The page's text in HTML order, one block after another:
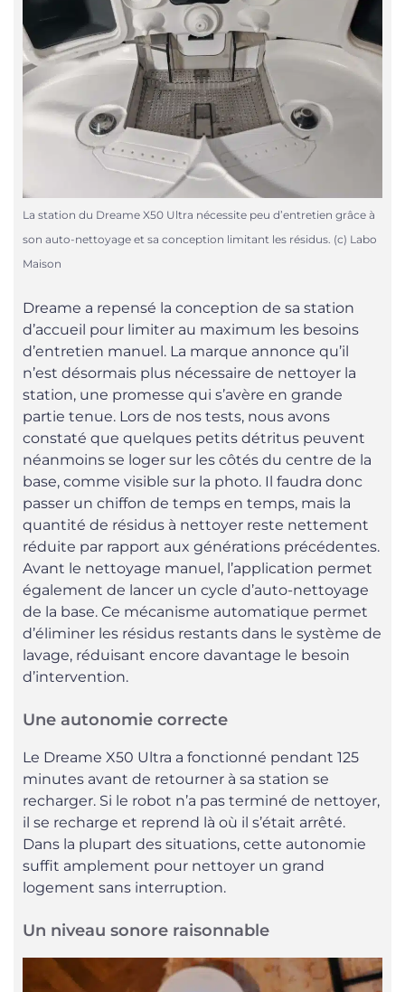
La station du Dreame X50 Ultra nécessite peu d’entretien grâce à
son auto-nettoyage et sa conception limitant les résidus. (c) Labo
Maison
Dreame a repensé la conception de sa station
d’accueil pour limiter au maximum les besoins
d’entretien manuel. La marque annonce qu’il
n’est désormais plus nécessaire de nettoyer la
station, une promesse qui s’avère en grande
partie tenue. Lors de nos tests, nous avons
constaté que quelques petits détritus peuvent
néanmoins se loger sur les côtés du centre de la
base, comme visible sur la photo. Il faudra donc
passer un chiffon de temps en temps, mais la
quantité de résidus à nettoyer reste nettement
réduite par rapport aux générations précédentes.
Avant le nettoyage manuel, l’application permet
également de lancer un cycle d’auto-nettoyage
de la base. Ce mécanisme automatique permet
d’éliminer les résidus restants dans le système de
lavage, réduisant encore davantage le besoin
d’intervention.
Une autonomie correcte
Le Dreame X50 Ultra a fonctionné pendant 125
minutes avant de retourner à sa station se
recharger. Si le robot n’a pas terminé de nettoyer,
il se recharge et reprend là où il s’était arrêté.
Dans la plupart des situations, cette autonomie
suffit amplement pour nettoyer un grand
logement sans interruption.
Un niveau sonore raisonnable